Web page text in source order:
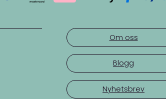
Om oss
Blogg
Nyhetsbrev